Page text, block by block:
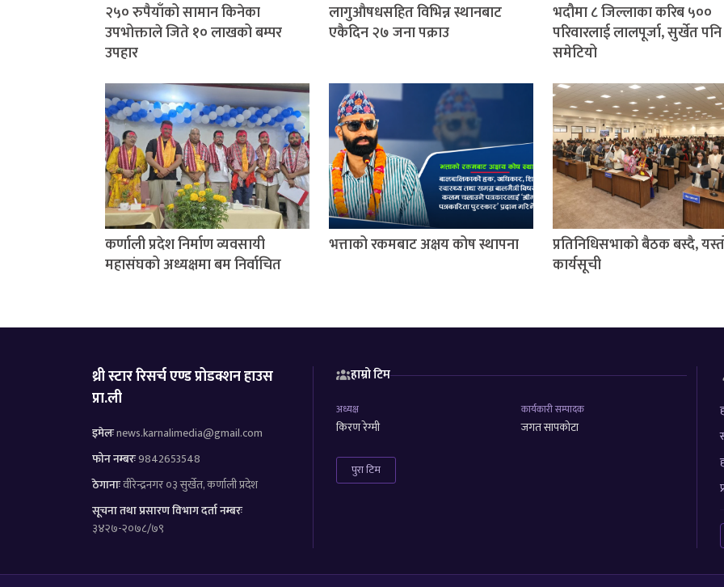
२५० रुपैयाँको सामान किनेका
उपभोक्ताले जिते १० लाखको बम्पर
उपहार
लागुऔषधसहित विभिन्न स्थानबाट
एकैदिन २७ जना पक्राउ
भदौमा ८ जिल्लाका करिब ५००
परिवारलाई लालपूर्जा, सुर्खेत पनि
समेटियो
कर्णाली प्रदेश निर्माण व्यवसायी
महासंघको अध्यक्षमा बम निर्वाचित
भत्ताको रकमबाट अक्षय कोष स्थापना
प्रतिनिधिसभाको बैठक बस्दै,
कार्यसूची
थ्री स्टार रिसर्च एण्ड प्रोडक्शन हाउस
प्रा.ली
इमेलःnews.karnalimedia@gmail.com
फोन नम्बरः9842653548
ठेगानाःवीरेन्द्रनगर ०३ सुर्खेत, कर्णाली प्रदेश
सूचना तथा प्रसारण विभाग दर्ता नम्बरः
३४२७-२०७८/७९
हाम्रो टिम
अध्यक्ष
किरण रेग्मी
कार्यकारी सम्पादक
जगत सापकोटा
पुरा टिम